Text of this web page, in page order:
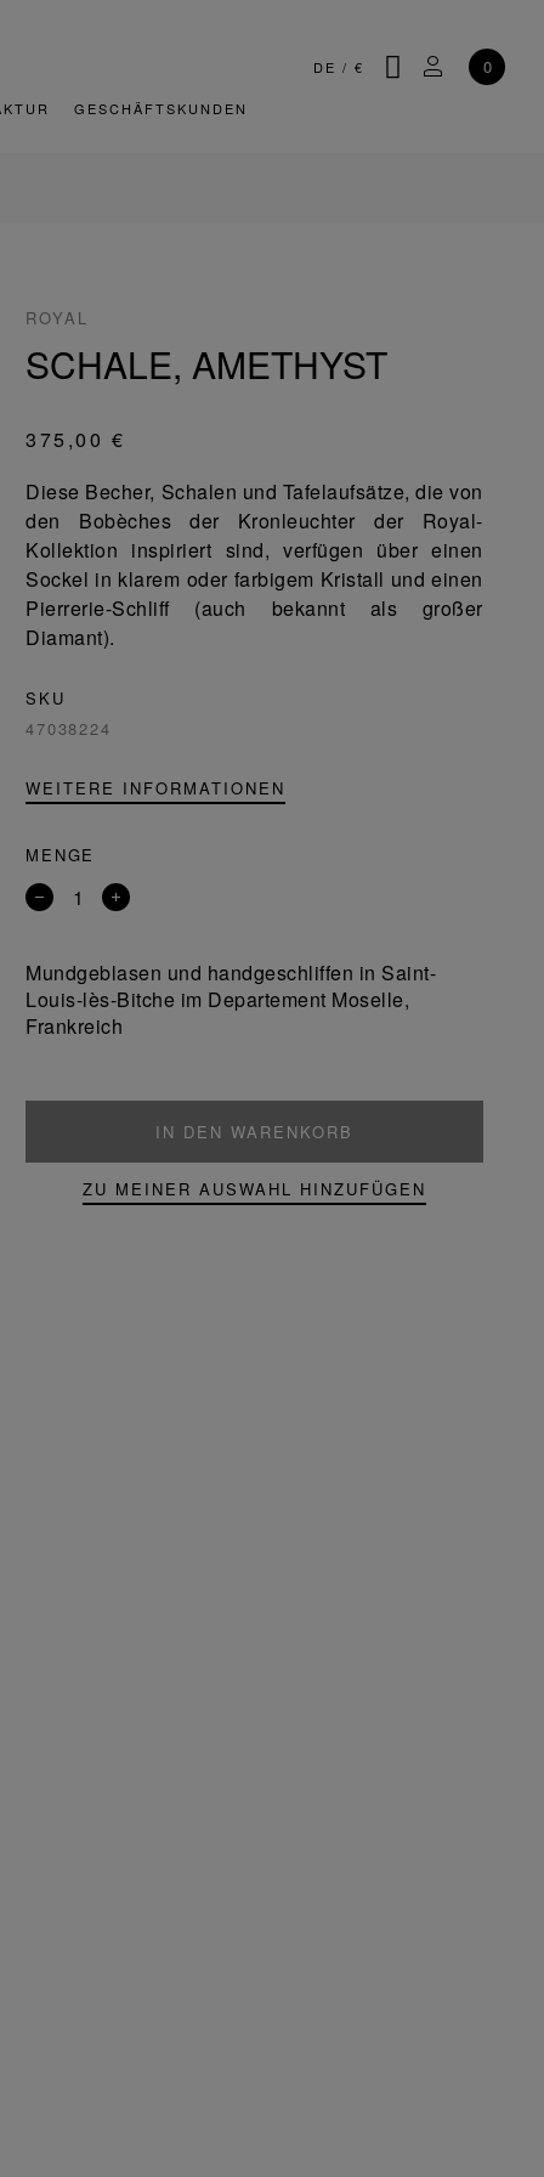
DE / € SUCHEMEIN
0
GESCHÄFTSKUNDEN
ROYAL
SCHALE, AMETHYST
375,00 €
Diese Becher, Schalen und Tafelaufsätze, die von
den Bobèches der Kronleuchter der Royal-
Kollektion inspiriert sind, verfügen über einen
Sockel in klarem oder farbigem Kristall und einen
Pierrerie-Schliff (auch bekannt als großer
Diamant).
SKU
47038224
WEITERE INFORMATIONEN
MENGE
Entfernen
Produkt
Ein
Mundgeblasen und handgeschliffen in Saint-
Louis-lès-Bitche im Departement Moselle,
Frankreich
IN DEN WARENKORB
ZU MEINER AUSWAHL HINZUFÜGEN